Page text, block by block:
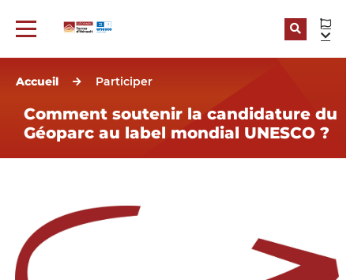
Menu
Accueil Participer
Comment soutenir la candidature du
Géoparc au label mondial UNESCO ?